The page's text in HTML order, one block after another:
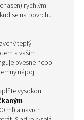
rychlými
se na povrchu
teplý
a vaším
ovesné nebo
nápoj.
vysokou
ml) a navrch